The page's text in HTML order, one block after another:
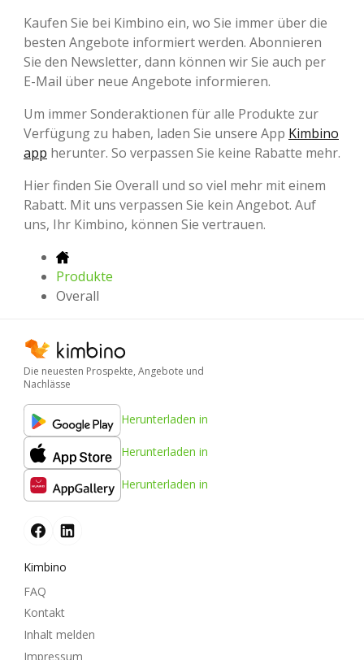
Kaufen Sie bei Kimbino ein, wo Sie immer über die
besten Angebote informiert werden. Abonnieren
Sie den Newsletter, dann können wir Sie auch per
E-Mail über neue Angebote informieren.
Um immer Sonderaktionen für alle Produkte zur
Verfügung zu haben, laden Sie unsere App Kimbino
app herunter. So verpassen Sie keine Rabatte mehr.
Hier finden Sie Overall und so viel mehr mit einem
Rabatt. Mit uns verpassen Sie kein Angebot. Auf
uns, Ihr Kimbino, können Sie vertrauen.
Produkte
Overall
Die neuesten Prospekte, Angebote und
Nachlässe
Herunterladen in
Herunterladen in
Herunterladen in
Kimbino
FAQ
Kontakt
Inhalt melden
Impressum